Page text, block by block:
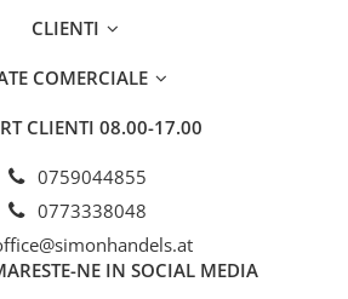
CLIENTI
COMERCIALE
CLIENTI 08.00-17.00
0759044855
0773338048
NE IN SOCIAL MEDIA